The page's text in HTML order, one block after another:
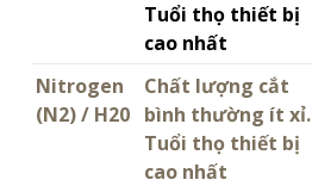
Tuổi thọ thiết bị
cao nhất
Nitrogen
(N2) / H20
Chất lượng cắt
bình thường ít xỉ.
Tuổi thọ thiết bị
cao nhất